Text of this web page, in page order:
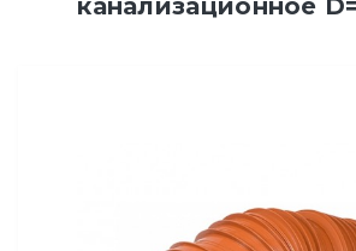
канализационное